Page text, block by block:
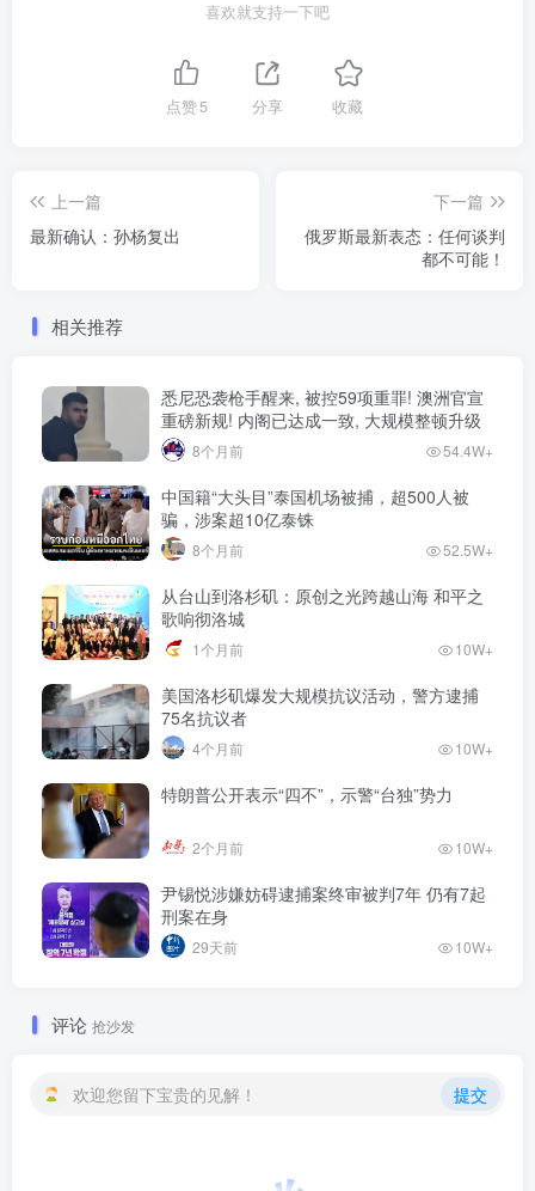
喜欢就支持一下吧
点赞5 分享 收藏
上一篇
最新确认：孙杨复出
下一篇
俄罗斯最新表态：任何谈判
都不可能！
相关推荐
悉尼恐袭枪手醒来, 被控59项重罪! 澳洲官宣
重磅新规! 内阁已达成一致, 大规模整顿升级
8个月前 54.4W+
中国籍“大头目”泰国机场被捕，超500人被
骗，涉案超10亿泰铢
8个月前 52.5W+
从台山到洛杉矶：原创之光跨越山海 和平之
歌响彻洛城
1个月前 10W+
美国洛杉矶爆发大规模抗议活动，警方逮捕
75名抗议者
4个月前 10W+
特朗普公开表示“四不”，示警“台独”势力
2个月前 10W+
尹锡悦涉嫌妨碍逮捕案终审被判7年 仍有7起
刑案在身
29天前 10W+
评论 抢沙发
欢迎您留下宝贵的见解！ 提交